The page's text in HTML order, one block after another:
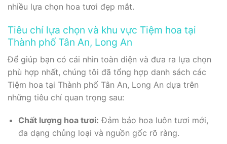
nhiều lựa chọn hoa tươi đẹp mắt.
Tiêu chí lựa chọn và khu vực Tiệm hoa tại
Thành phố Tân An, Long An
Để giúp bạn có cái nhìn toàn diện và đưa ra lựa chọn
phù hợp nhất, chúng tôi đã tổng hợp danh sách các
Tiệm hoa tại Thành phố Tân An, Long An dựa trên
những tiêu chí quan trọng sau:
Chất lượng hoa tươi: Đảm bảo hoa luôn tươi mới,
đa dạng chủng loại và nguồn gốc rõ ràng.